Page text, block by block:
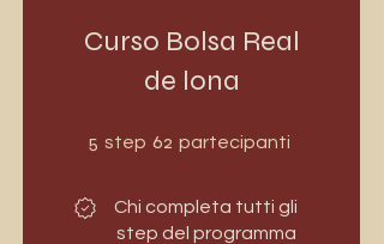
Curso Bolsa Real
de lona
5 step 5 step
62 partecipanti
Chi completa tutti gli
step del programma